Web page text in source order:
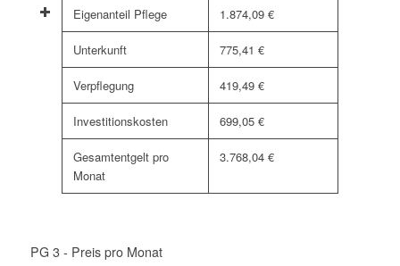
Eigenanteil Pflege 1.874,09 €
Unterkunft 775,41 €
Verpflegung 419,49 €
Investitionskosten 699,05 €
Gesamtentgelt pro
Monat
3.768,04 €
PG 3 - Preis pro Monat